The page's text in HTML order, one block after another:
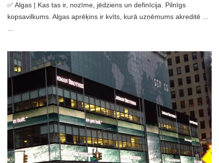
✅ Algas | Kas tas ir, nozīme, jēdziens un definīcija. Pilnīgs
kopsavilkums. Algas aprēķins ir kvīts, kurā uzņēmums akreditē ...